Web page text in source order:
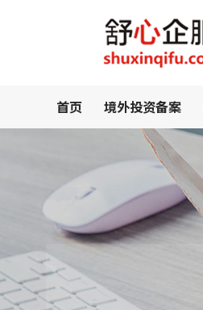
首页 境外投资备案